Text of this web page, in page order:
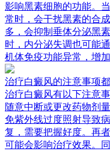
影响黑素细胞的功能。
常时，会干扰黑素的合
多，会抑制垂体分泌黑
时，内分泌失调也可能
机体免疫功能异常，增
治疗白癜风的注意事项
治疗白癜风有以下注意
随意中断或更改药物剂
免紫外线过度照射导致
复，需要把握好度。再
可能会影响治疗效果。